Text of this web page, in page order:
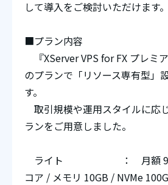
して導入をご検討いただけます。
■プラン内容
『XServer VPS for FX プレミ
のプランで「リソース専有型」
す。
取引規模や運用スタイルに応
ランをご用意しました。
ライト ： 月額 9,016
コア / メモリ 10GB / NVMe